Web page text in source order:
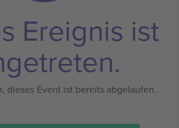
Ereignis ist
dieses Event ist bereits abgelaufen.